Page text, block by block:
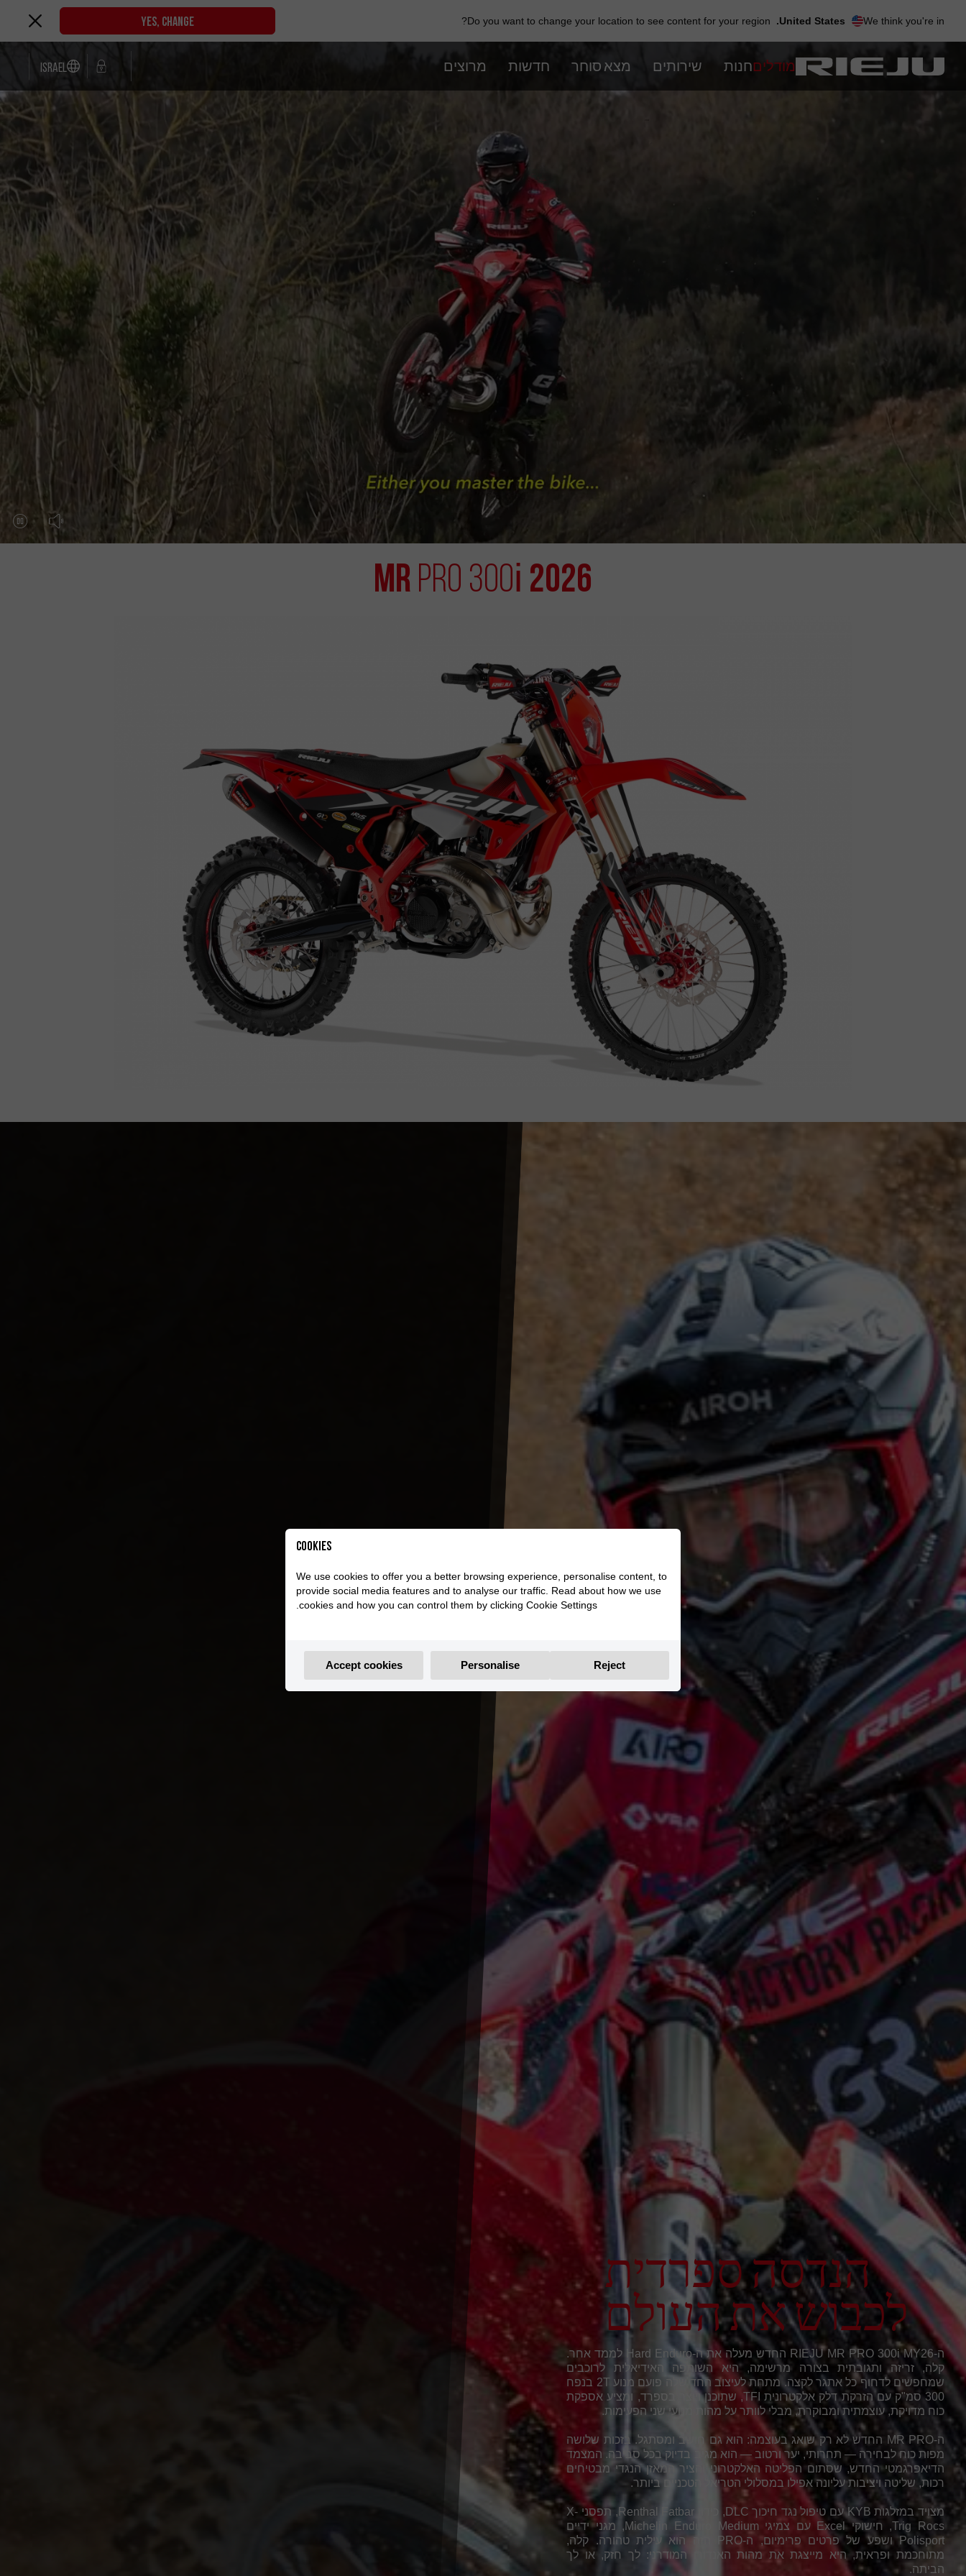
content
We think you're in
Do you want to change your location to see content for your region?
YES, CHANGE
מודליםחנות שירותים מצא סוחר חדשות מרוצים Israel
MR PRO 300i 2026
הנדסה ספרדית
לכבוש את העולם
ה-RIEJU MR PRO 300i MY26 החדש מעלה את ה-Hard Enduro לממד אחר.
קלה, זריזה ותגובתית בצורה מרשימה, היא השותפה האידיאלית לרוכבים
שמחפשים לדחוף כל אתגר לקצה. מתחת לעיצוב החד שלה פועם מנוע 2T בנפח
300 סמ"ק עם הזרקת דלק אלקטרונית TFI, שתוכנן ויוצר בספרד, ומציע אספקת
כוח מדויקת, עוצמתית ומבוקרת, מבלי לוותר על מהות מנועי שני הפעימות.
ה-MR PRO החדש לא רק שואג בעוצמה: הוא גם חושב ומסתגל. בזכות שלושה
מפות כוח לבחירה — תחרותי, יער ורטוב — הוא מגיב בדיוק בכל סביבה. המצמד
הדיאפרגמטי החדש, שסתום הפליטה האלקטרוני והציר המאזן הנגדי מבטיחים
רכות, שליטה ויציבות עליונה אפילו במסלולי הטריאל הטכניים ביותר.
מצויד במזלגות KYB עם טיפול נגד חיכוך DLC, כידון Renthal Fatbar, תפסני X-
Trig Rocs, חישוקי Excel עם צמיגי Michelin Enduro Medium, מגני ידיים
Polisport ושפע של פרטים פרימיום, ה-PRO הזה הוא עילית טהורה. קלה,
מתוחכמת ופראית, היא מייצגת את מהות האנדורו המודרני: לך חזק, או לך
הביתה.
Cookies
We use cookies to offer you a better browsing experience, personalise content, to
provide social media features and to analyse our traffic. Read about how we use
cookies and how you can control them by clicking Cookie Settings.
Reject
Personalise
Accept cookies